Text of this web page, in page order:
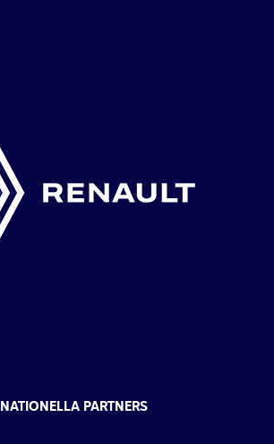
NATIONELLA PARTNERS